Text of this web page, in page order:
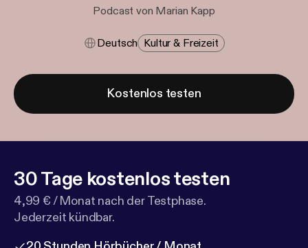
Podcast von Marian Kapp
Deutsch Kultur & Freizeit
Kostenlos testen
30 Tage kostenlos testen
4,99 € / Monat nach der Testphase.
Jederzeit kündbar.